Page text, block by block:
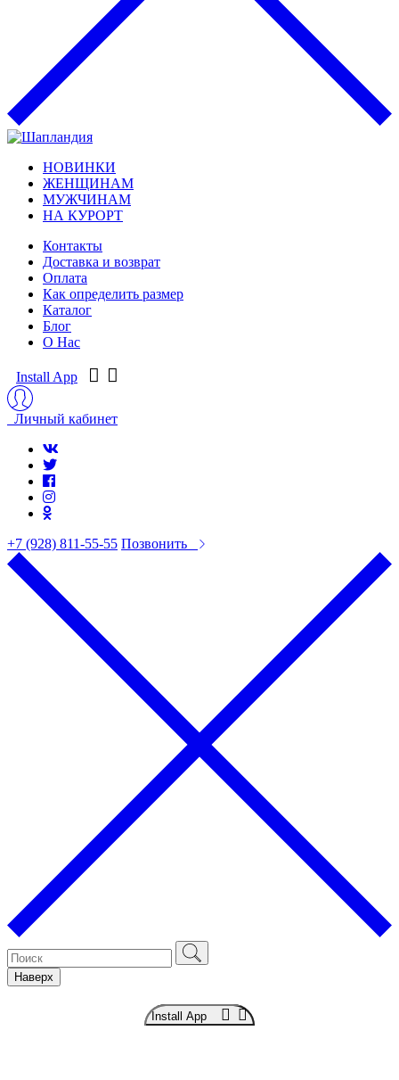
НОВИНКИ
ЖЕНЩИНАМ
МУЖЧИНАМ
НА КУРОРТ
Контакты
Доставка и возврат
Оплата
Как определить размер
Каталог
Блог
О Нас
Install App
Личный кабинет
+7 (928) 811-55-55 Позвонить
Наверх
Install App